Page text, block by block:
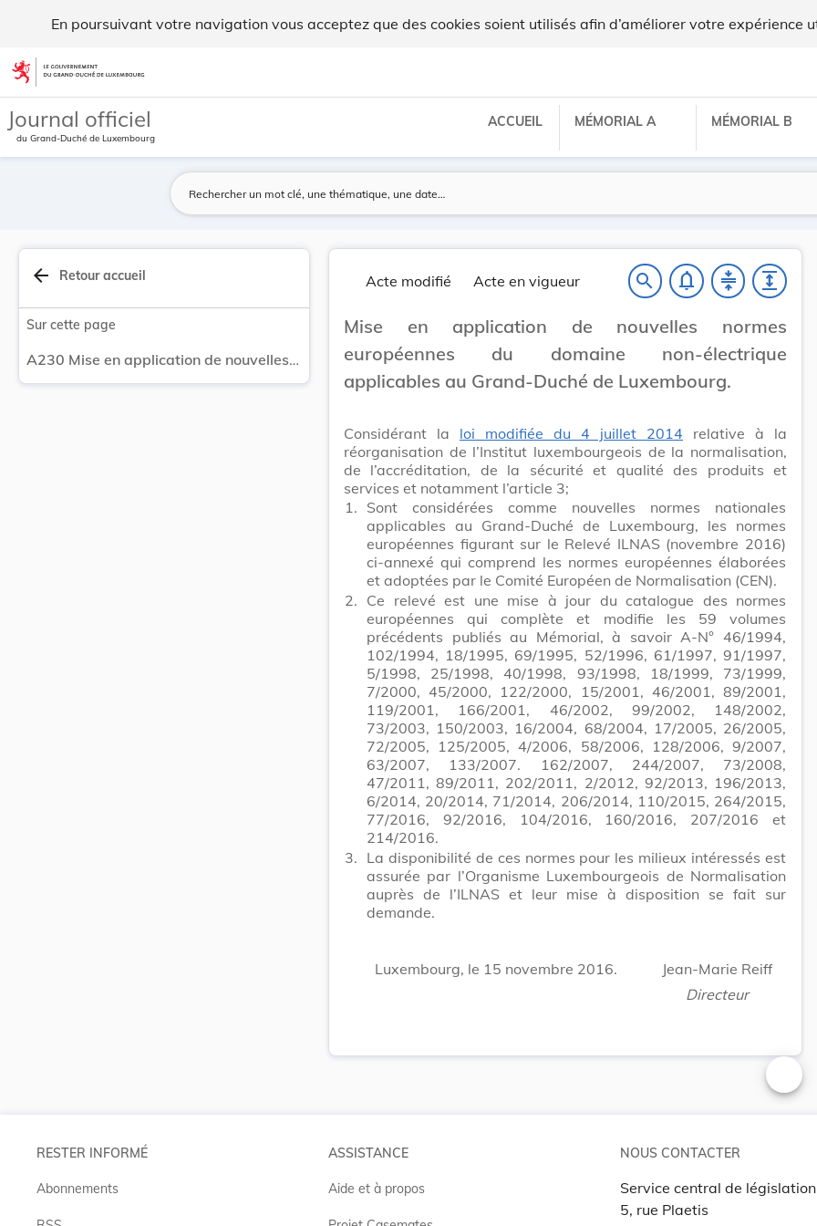
En poursuivant votre navigation vous acceptez que des cookies soient utilisés afin d’améliorer votre expérience
Aller au contenu
Journal officiel
du Grand-Duché de Luxembourg
ACCUEIL MÉMORIAL A MÉMORIAL B
arrow_back Retour accueil
Sur cette page
A230 Mise en application de nouvelles normes européennes du domaine non-électrique applicables au Grand-Duché de Luxembourg.
Acte modifié Acte en vigueur search notifications_none compress expand
Mise en application de nouvelles normes
européennes du domaine non-électrique
applicables au Grand-Duché de Luxembourg.
Considérant la loi modifiée du 4 juillet 2014 relative à la
réorganisation de l’Institut luxembourgeois de la normalisation,
de l’accréditation, de la sécurité et qualité des produits et
services et notamment l’article 3;
1. Sont considérées comme nouvelles normes nationales
applicables au Grand-Duché de Luxembourg, les normes
européennes figurant sur le Relevé ILNAS (novembre 2016)
ci-annexé qui comprend les normes européennes élaborées
et adoptées par le Comité Européen de Normalisation (CEN).
2. Ce relevé est une mise à jour du catalogue des normes
européennes qui complète et modifie les 59 volumes
précédents publiés au Mémorial, à savoir A-N° 46/1994,
102/1994, 18/1995, 69/1995, 52/1996, 61/1997, 91/1997,
5/1998, 25/1998, 40/1998, 93/1998, 18/1999, 73/1999,
7/2000, 45/2000, 122/2000, 15/2001, 46/2001, 89/2001,
119/2001, 166/2001, 46/2002, 99/2002, 148/2002,
73/2003, 150/2003, 16/2004, 68/2004, 17/2005, 26/2005,
72/2005, 125/2005, 4/2006, 58/2006, 128/2006, 9/2007,
63/2007, 133/2007. 162/2007, 244/2007, 73/2008,
47/2011, 89/2011, 202/2011, 2/2012, 92/2013, 196/2013,
6/2014, 20/2014, 71/2014, 206/2014, 110/2015, 264/2015,
77/2016, 92/2016, 104/2016, 160/2016, 207/2016 et
214/2016.
3. La disponibilité de ces normes pour les milieux intéressés est
assurée par l’Organisme Luxembourgeois de Normalisation
auprès de l’ILNAS et leur mise à disposition se fait sur
demande.
Luxembourg, le 15 novembre 2016.
Jean-Marie Reiff
Directeur
RESTER INFORMÉ
Abonnements
ASSISTANCE
Aide et à propos
NOUS CONTACTER
Service central de législation
5, rue Plaetis